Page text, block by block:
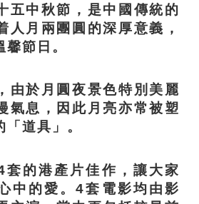
中秋節，是中國傳統的
人月兩團圓的深厚意義，
節日。
於月圓夜景色特別美麗
氣息，因此月亮亦常被塑
道具」。
的港產片佳作，讓大家
中的愛。4套電影均由影